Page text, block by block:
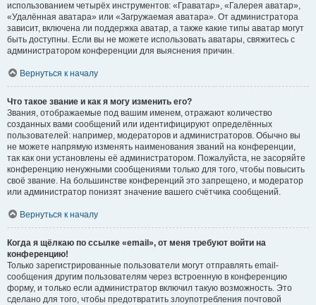
использованием четырёх инструментов: «Граватар», «Галерея аватар»,
«Удалённая аватара» или «Загружаемая аватара». От администратора
зависит, включена ли поддержка аватар, а также какие типы аватар могут
быть доступны. Если вы не можете использовать аватары, свяжитесь с
администратором конференции для выяснения причин.
Вернуться к началу
Что такое звание и как я могу изменить его?
Звания, отображаемые под вашим именем, отражают количество
созданных вами сообщений или идентифицируют определённых
пользователей: например, модераторов и администраторов. Обычно вы
не можете напрямую изменять наименования званий на конференции,
так как они установлены её администратором. Пожалуйста, не засоряйте
конференцию ненужными сообщениями только для того, чтобы повысить
своё звание. На большинстве конференций это запрещено, и модератор
или администратор понизят значение вашего счётчика сообщений.
Вернуться к началу
Когда я щёлкаю по ссылке «email», от меня требуют войти на
конференцию!
Только зарегистрированные пользователи могут отправлять email-
сообщения другим пользователям через встроенную в конференцию
форму, и только если администратор включил такую возможность. Это
сделано для того, чтобы предотвратить злоупотребления почтовой